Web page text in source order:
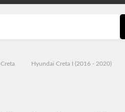
Creta Hyundai Creta I (2016 - 2020)